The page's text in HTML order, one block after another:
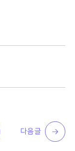
다음글